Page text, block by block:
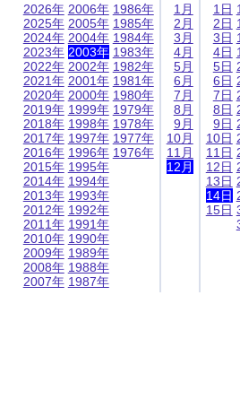
2026年
2025年
2024年
2023年
2022年
2021年
2020年
2019年
2018年
2017年
2016年
2015年
2014年
2013年
2012年
2011年
2010年
2009年
2008年
2007年
2006年
2005年
2004年
2003年
2002年
2001年
2000年
1999年
1998年
1997年
1996年
1995年
1994年
1993年
1992年
1991年
1990年
1989年
1988年
1987年
1986年
1985年
1984年
1983年
1982年
1981年
1980年
1979年
1978年
1977年
1976年
1月
2月
3月
4月
5月
6月
7月
8月
9月
10月
11月
12月
1日
2日
3日
4日
5日
6日
7日
8日
9日
10日
11日
12日
13日
14日
15日